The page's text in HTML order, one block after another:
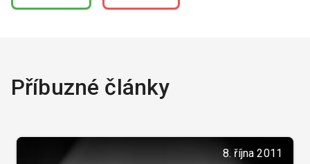
Příbuzné články
8. října 2011